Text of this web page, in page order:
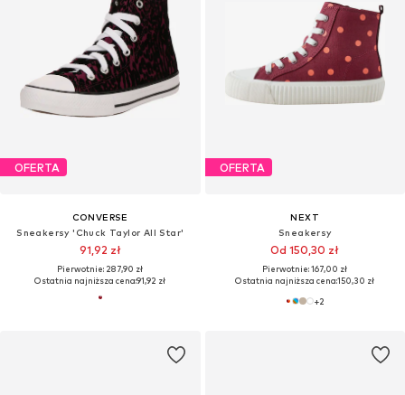
OFERTA
CONVERSE
Sneakersy 'Chuck Taylor All Star'
91,92 zł
Pierwotnie: 287,90 zł
Ostatnia najniższa cena:91,92 zł
OFERTA
NEXT
Sneakersy
Od 150,30 zł
Pierwotnie: 167,00 zł
Ostatnia najniższa cena:150,30 zł
+2